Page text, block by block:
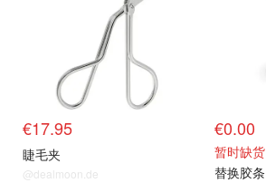
€17.95
睫毛夹
@dealmoon.de
€0.00
暂时缺货
替换胶条